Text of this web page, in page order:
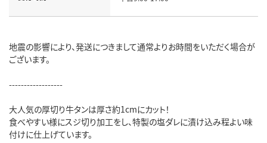
地震の影響により、発送につきまして通常よりお時間をいただく場合が
ございます。
------------------
大人気の厚切り牛タンは厚さ約1cmにカット！
食べやすい様にスジ切り加工をし、特製の塩ダレに漬け込み程よい味
付けに仕上げています。